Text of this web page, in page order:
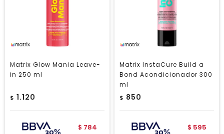
Matrix Glow Mania Leave-
in 250 ml
$ 1.120
$ 784
Matrix InstaCure Build a
Bond Acondicionador 300
ml
$ 850
$ 595